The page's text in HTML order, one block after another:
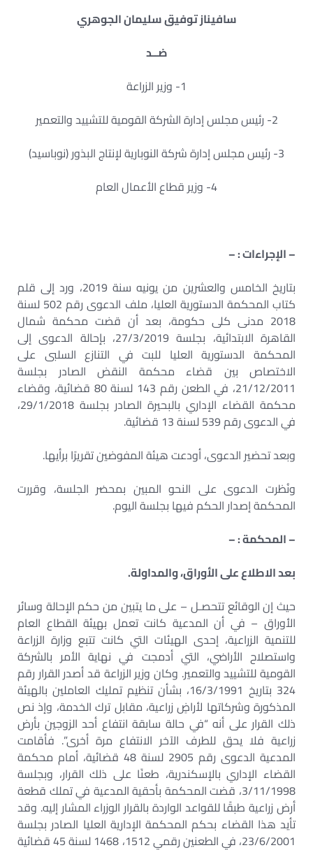
سافيناز توفيق سليمان الجوهري
ضــد
1- وزير الزراعة
2- رئيس مجلس إدارة الشركة القومية للتشييد والتعمير
3- رئيس مجلس إدارة شركة النوبارية لإنتاج البذور (نوباسيد)
4- وزير قطاع الأعمال العام
– الإجراءات : –
بتاريخ الخامس والعشرين من يونيه سنة 2019، ورد إلى قلم
كتاب المحكمة الدستورية العليا، ملف الدعوى رقم 502 لسنة
2018 مدنى كلى حكومة، بعد أن قضت محكمة شمال
القاهرة الابتدائية، بجلسة 27/3/2019، بإحالة الدعوى إلى
المحكمة الدستورية العليا للبت في التنازع السلبى على
الاختصاص بين قضاء محكمة النقض الصادر بجلسة
21/12/2011، في الطعن رقم 143 لسنة 80 قضائية، وقضاء
محكمة القضاء الإداري بالبحيرة الصادر بجلسة 29/1/2018،
في الدعوى رقم 539 لسنة 13 قضائية.
وبعد تحضير الدعوى، أودعت هيئة المفوضين تقريرًا برأيها.
ونُظرت الدعوى على النحو المبين بمحضر الجلسة، وقررت
المحكمة إصدار الحكم فيها بجلسة اليوم.
– المحكمة : –
بعد الاطلاع على الأوراق، والمداولة.
حيث إن الوقائع تتحصـل – على ما يتبين من حكم الإحالة وسائر
الأوراق – في أن المدعية كانت تعمل بهيئة القطاع العام
للتنمية الزراعية، إحدى الهيئات التي كانت تتبع وزارة الزراعة
واستصلاح الأراضي، التي أدمجت في نهاية الأمر بالشركة
القومية للتشييد والتعمير. وكان وزير الزراعة قد أصدر القرار رقم
324 بتاريخ 16/3/1991، بشأن تنظيم تمليك العاملين بالهيئة
المذكورة وشركاتها لأراضٍ زراعية، مقابل ترك الخدمة، وإذ نص
ذلك القرار على أنه “في حالة سابقة انتفاع أحد الزوجين بأرض
زراعية فلا يحق للطرف الآخر الانتفاع مرة أخرى”. فأقامت
المدعية الدعوى رقم 2905 لسنة 48 قضائية، أمام محكمة
القضاء الإداري بالإسكندرية، طعنًا على ذلك القرار، وبجلسة
3/11/1998، قضت المحكمة بأحقية المدعية في تملك قطعة
أرض زراعية طبقًا للقواعد الواردة بالقرار الوزراء المشار إليه. وقد
تأيد هذا القضاء بحكم المحكمة الإدارية العليا الصادر بجلسة
23/6/2001، في الطعنين رقمي 1512، 1468 لسنة 45 قضائية